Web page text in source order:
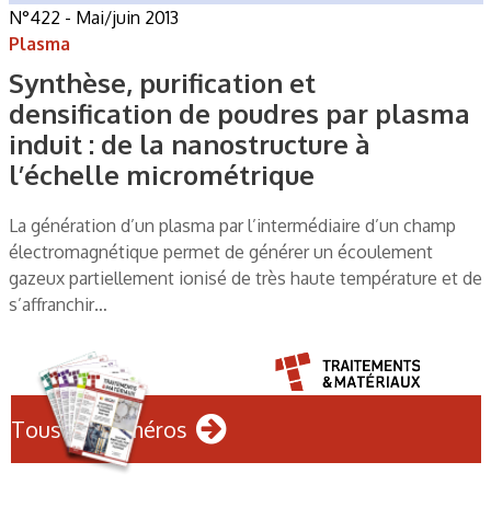
N°422 - Mai/juin 2013
Plasma
Synthèse, purification et
densification de poudres par plasma
induit : de la nanostructure à
l’échelle micrométrique
La génération d’un plasma par l’intermédiaire d’un champ
électromagnétique permet de générer un écoulement
gazeux partiellement ionisé de très haute température et de
s’affranchir…
Tous les numéros